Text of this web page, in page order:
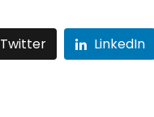
Twitter LinkedIn